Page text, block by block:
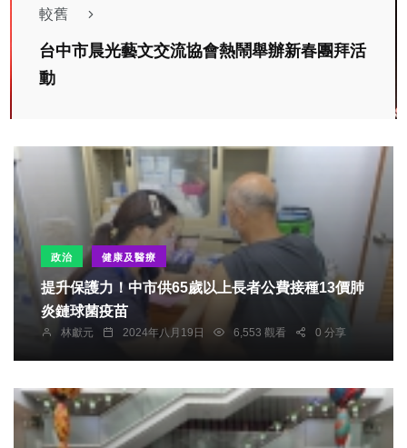
較舊
台中市晨光藝文交流協會熱鬧舉辦新春團拜活
動
政治 健康及醫療
提升保護力！中市供65歲以上長者公費接種13價肺
炎鏈球菌疫苗
林獻元 2024年八月19日 6,553 觀看 0 分享